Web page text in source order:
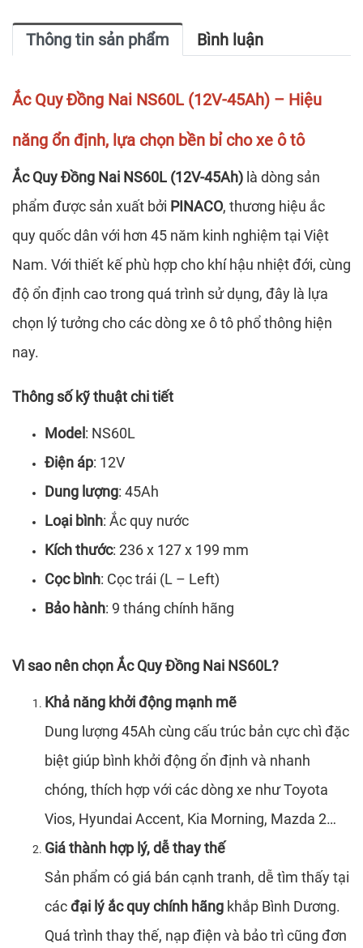
Thông tin sản phẩm Bình luận
Ắc Quy Đồng Nai NS60L (12V-45Ah) – Hiệu
năng ổn định, lựa chọn bền bỉ cho xe ô tô
Ắc Quy Đồng Nai NS60L (12V-45Ah) là dòng sản
phẩm được sản xuất bởi PINACO, thương hiệu ắc
quy quốc dân với hơn 45 năm kinh nghiệm tại Việt
Nam. Với thiết kế phù hợp cho khí hậu nhiệt đới, cùng
độ ổn định cao trong quá trình sử dụng, đây là lựa
chọn lý tưởng cho các dòng xe ô tô phổ thông hiện
nay.
Thông số kỹ thuật chi tiết
Model : NS60L
Điện áp: 12V
Dung lượng: 45Ah
Loại bình: Ắc quy nước
Kích thước: 236 x 127 x 199 mm
Cọc bình: Cọc trái (L – Left)
Bảo hành: 9 tháng chính hãng
Vì sao nên chọn Ắc Quy Đồng Nai NS60L?
Khả năng khởi động mạnh mẽ
Dung lượng 45Ah cùng cấu trúc bản cực chì đặc
biệt giúp bình khởi động ổn định và nhanh
chóng, thích hợp với các dòng xe như Toyota
Vios, Hyundai Accent, Kia Morning, Mazda 2…
Giá thành hợp lý, dễ thay thế
Sản phẩm có giá bán cạnh tranh, dễ tìm thấy tại
cácđại lý ắc quy chính hãng khắp Bình Dương.
Quá trình thay thế, nạp điện và bảo trì cũng đơn